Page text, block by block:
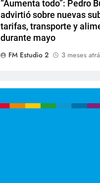
“Aumenta todo”: Pedro
advirtió sobre nuevas
tarifas, transporte y
durante mayo
FM Estudio 2
3 meses